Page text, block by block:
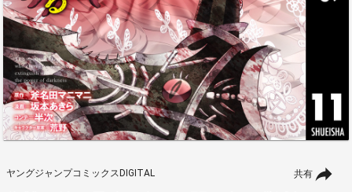
共有
ヤングジャンプコミックスDIGITAL